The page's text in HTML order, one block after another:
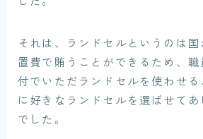
それは、 ランドセルというのは
置費で賄うことができるため、
付でいただランドセルを使わせ
に好きなランドセルを選ばせてあ
でした。